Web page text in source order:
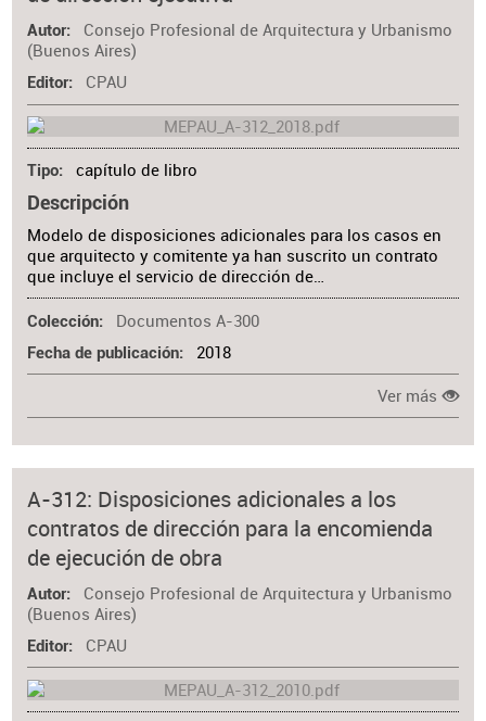
Autor
Consejo Profesional de Arquitectura y Urbanismo
(Buenos Aires)
Editor CPAU
Tipo capítulo de libro
Descripción
Modelo de disposiciones adicionales para los casos en
que arquitecto y comitente ya han suscrito un contrato
que incluye el servicio de dirección de…
Colección Documentos A-300
Fecha de publicación 2018
Ver más
A-312: Disposiciones adicionales a los
contratos de dirección para la encomienda
de ejecución de obra
Autor
Consejo Profesional de Arquitectura y Urbanismo
(Buenos Aires)
Editor CPAU